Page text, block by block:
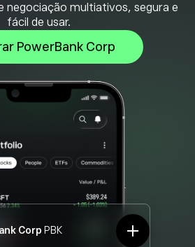
negociação multiativos, segura e
fácil de usar.
PowerBank Corp
Corp PBK